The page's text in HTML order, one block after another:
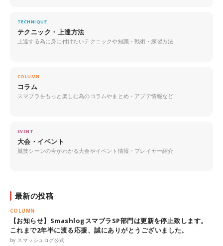
TECHNIQUE
テクニック・上達方法
上達する為に身に付けたいテクニックや知識・戦術・練習方法
COLUMN
コラム
スマブラをもっと楽しむ為のコラムやまとめ・アプデ情報など
EVENT
大会・イベント
競技シーンの今がわかる大会やイベント情報・プレイヤー紹介
最新の投稿
COLUMN
【お知らせ】SmashlogスマブラSP部門は更新を停止致します。
これまで2年半に渡る応援、誠にありがとうございました。
by スマッシュログ公式